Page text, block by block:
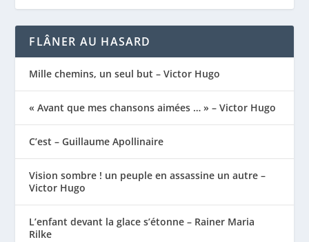
FLÂNER AU HASARD
Mille chemins, un seul but – Victor Hugo
« Avant que mes chansons aimées … » – Victor Hugo
C’est – Guillaume Apollinaire
Vision sombre ! un peuple en assassine un autre –
Victor Hugo
L’enfant devant la glace s’étonne – Rainer Maria
Rilke